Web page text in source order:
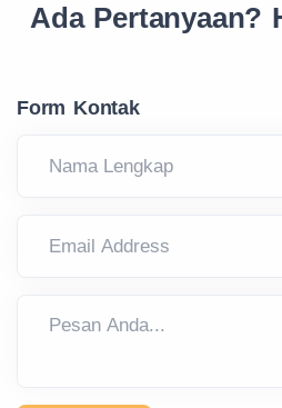
Ada Pertanyaan?
Form Kontak